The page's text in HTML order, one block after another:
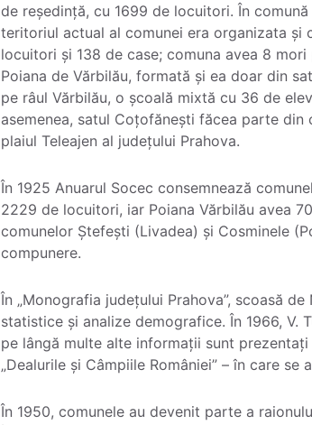
de reședință, cu 1699 de locuitori. În
teritoriul actual al comunei era organizata și
locuitori și 138 de case; comuna avea 8
Poiana de Vărbilău, formată și ea doar din
pe râul Vărbilău, o școală mixtă cu 36 de
asemenea, satul Coțofănești făcea parte din
plaiul Teleajen al județului Prahova.
În 1925 Anuarul Socec consemnează
2229 de locuitori, iar Poiana Vărbilău avea
comunelor Ștefești (Livadea) și Cosminele
compunere.
În „Monografia județului Prahova”, scoasă
statistice și analize demografice. În 1966, V.
pe lângă multe alte informații sunt prezentați
„Dealurile și Câmpiile României” – în care
În 1950, comunele au devenit parte a